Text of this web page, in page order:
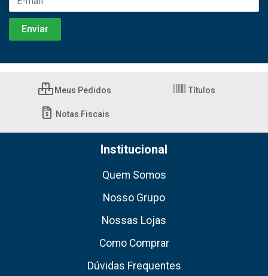
Meus Pedidos Títulos
Notas Fiscais
Institucional
Quem Somos
Nosso Grupo
Nossas Lojas
Como Comprar
Dúvidas Frequentes